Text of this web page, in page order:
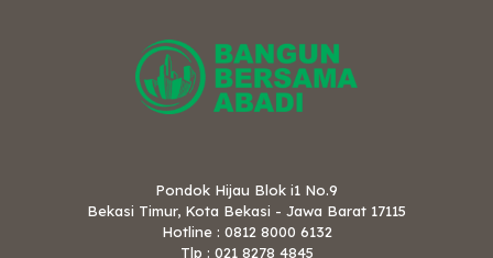
Pondok Hijau Blok i1 No.9
Bekasi Timur, Kota Bekasi - Jawa Barat 17115
Hotline : 0812 8000 6132
Tlp : 021 8278 4845